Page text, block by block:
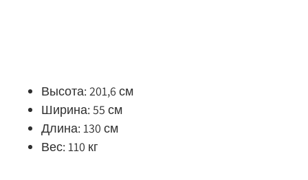
Высота: 201,6 см
Ширина: 55 см
Длина: 130 см
Вес: 110 кг